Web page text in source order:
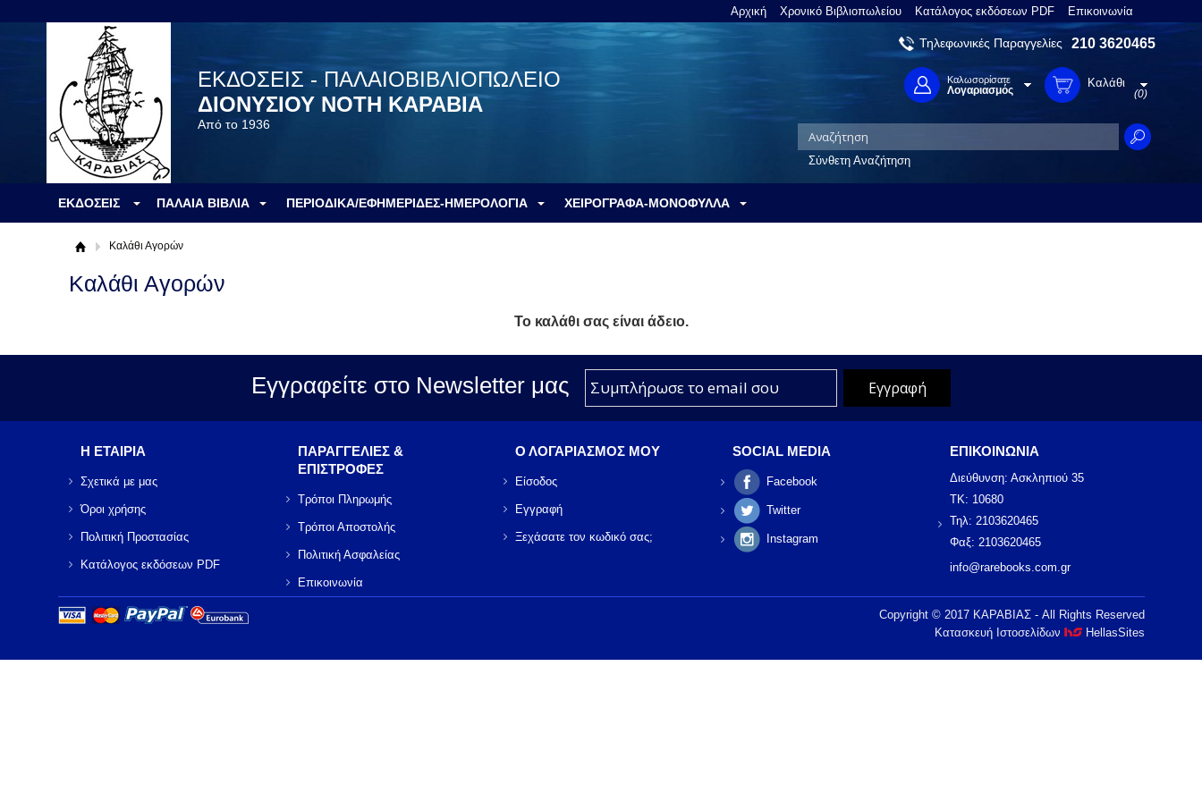
Αρχική Χρονικό Βιβλιοπωλείου Κατάλογος εκδόσεων PDF Επικοινωνία
ΕΚΔΟΣΕΙΣ - ΠΑΛΑΙΟΒΙΒΛΙΟΠΩΛΕΙΟ
ΔΙΟΝΥΣΙΟΥ ΝΟΤΗ ΚΑΡΑΒΙΑ
Από το 1936
Τηλεφωνικές Παραγγελίες 210 3620465
Καλωσορίσατε
Λογαριασμός
Καλάθι
(0)
Σύνθετη Αναζήτηση
ΕΚΔΟΣΕΙΣ ΠΑΛΑΙΑ ΒΙΒΛΙΑ ΠΕΡΙΟΔΙΚΑ/ΕΦΗΜΕΡΙΔΕΣ-ΗΜΕΡΟΛΟΓΙΑ ΧΕΙΡΟΓΡΑΦΑ-ΜΟΝΟΦΥΛΛΑ
Καλάθι Αγορών
Καλάθι Αγορών
Το καλάθι σας είναι άδειο.
Εγγραφείτε στο Νewsletter μας
Η ΕΤΑΙΡΙΑ
Σχετικά με μας
Όροι χρήσης
Πολιτική Προστασίας
Κατάλογος εκδόσεων PDF
ΠΑΡΑΓΓΕΛΙΕΣ &
ΕΠΙΣΤΡΟΦΕΣ
Τρόποι Πληρωμής
Τρόποι Αποστολής
Πολιτική Ασφαλείας
Επικοινωνία
Ο ΛΟΓΑΡΙΑΣΜΟΣ ΜΟΥ
Είσοδος
Εγγραφή
Ξεχάσατε τον κωδικό σας;
SOCIAL MEDIA
Facebook
Twitter
Instagram
ΕΠΙΚΟΙΝΩΝΙΑ
Διεύθυνση: Ασκληπιού 35
ΤΚ: 10680
Τηλ: 2103620465
Φαξ: 2103620465
info@rarebooks.com.gr
Copyright © 2017 ΚΑΡΑΒΙΑΣ - All Rights Reserved
Κατασκευή Ιστοσελίδων
HellasSites